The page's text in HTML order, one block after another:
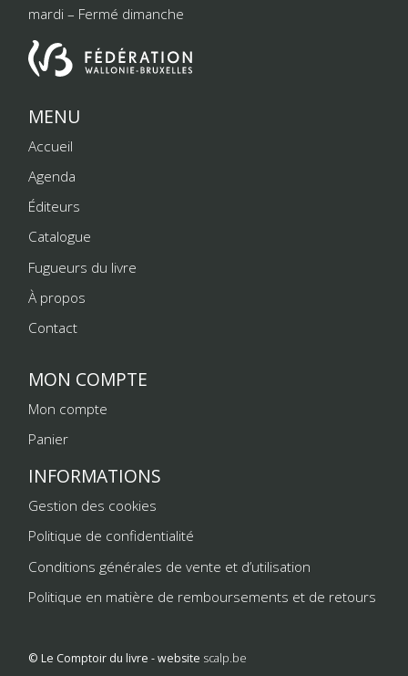
mardi – Fermé dimanche
MENU
Accueil
Agenda
Éditeurs
Catalogue
Fugueurs du livre
À propos
Contact
MON COMPTE
Mon compte
Panier
INFORMATIONS
Gestion des cookies
Politique de confidentialité
Conditions générales de vente et d’utilisation
Politique en matière de remboursements et de retours
© Le Comptoir du livre - website scalp.be